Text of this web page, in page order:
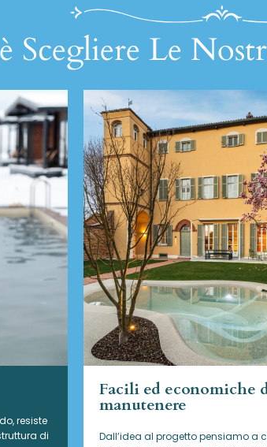
Scegliere Le
resiste
di
Facili ed economiche
manutenere
Dall’idea al progetto pensiamo a